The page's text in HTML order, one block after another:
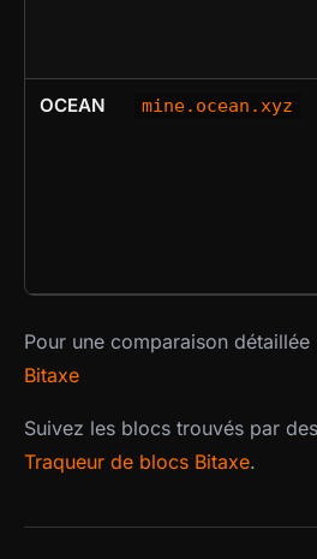
OCEAN mine.ocean.xyz
Pour une comparaison détaillée
Bitaxe
Suivez les blocs trouvés par
Traqueur de blocs Bitaxe.